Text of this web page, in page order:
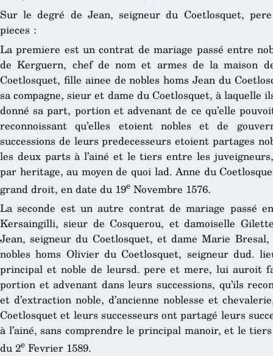
Sur le degré de Jean, seigneur du Coetlosquet,
pieces :
La premiere est un contrat de mariage passé entre
de Kerguern, chef de nom et armes de la maison
Coetlosquet, fille ainee de nobles homs Jean du
sa compagne, sieur et dame du Coetlosquet, à laquelle
donné sa part, portion et advenant de ce qu’elle
reconnoissant qu’elles etoient nobles et de
successions de leurs predecesseurs etoient partages
les deux parts à l’ainé et le tiers entre les
par heritage, au moyen de quoi lad. Anne du
grand droit, en date du 19e Novembre 1576.
La seconde est un autre contrat de mariage passé
Kersaingilli, sieur de Cosquerou, et damoiselle
Jean, seigneur du Coetlosquet, et dame Marie
nobles homs Olivier du Coetlosquet, seigneur dud.
principal et noble de leursd. pere et mere, lui auroit
portion et advenant dans leurs successions, qu’ils
et d’extraction noble, d’ancienne noblesse et
Coetlosquet et leurs successeurs ont partagé leurs
à l’ainé, sans comprendre le principal manoir, et le
du 2e Fevrier 1589.